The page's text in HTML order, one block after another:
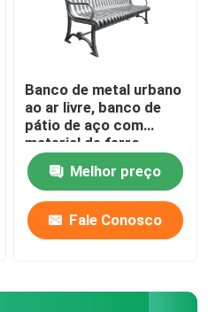
Banco de metal urbano
ao ar livre, banco de
pátio de aço com
material de ferro
fundido de aço leve
Melhor preço
Fale Conosco